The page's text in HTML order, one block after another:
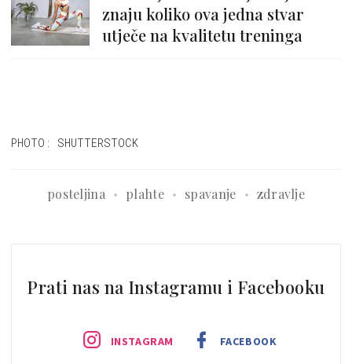
znaju koliko ova jedna stvar
utječe na kvalitetu treninga
PHOTO: SHUTTERSTOCK
posteljina plahte spavanje zdravlje
Prati nas na Instagramu i Facebooku
INSTAGRAM FACEBOOK